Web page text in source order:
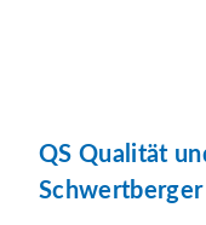
QS Qualität